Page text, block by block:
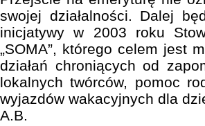
swojej działalności. Dalej
inicjatywy w 2003 roku
„SOMA”, którego celem jest
działań chroniących od
lokalnych twórców, pomoc
wyjazdów wakacyjnych dla
A.B.